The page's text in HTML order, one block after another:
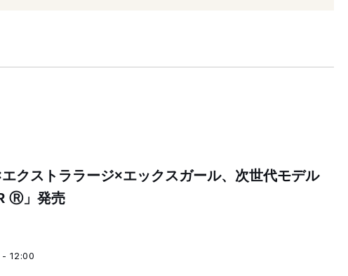
クストララージ×エックスガール、次世代モデル
Ⓡ」発売
12:00